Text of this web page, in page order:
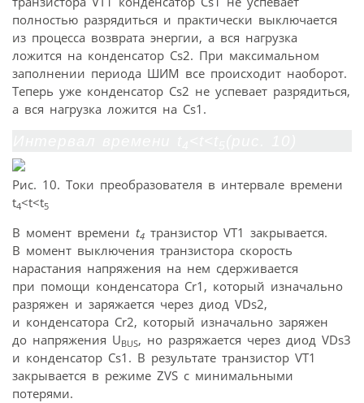
полностью разрядиться и практически выключается
из процесса возврата энергии, а вся нагрузка
ложится на конденсатор Cs2. При максимальном
заполнении периода ШИМ все происходит наоборот.
Теперь уже конденсатор Cs2 не успевает разрядиться,
а вся нагрузка ложится на Cs1.
Рис. 10. Токи преобразователя в интервале времени
t4<t<t5
В момент времени t4 транзистор VT1 закрывается.
В момент выключения транзистора скорость
нарастания напряжения на нем сдерживается
при помощи конденсатора Cr1, который изначально
разряжен и заряжается через диод VDs2,
и конденсатора Cr2, который изначально заряжен
до напряжения UBUS, но разряжается через диод VDs3
и конденсатор Cs1. В результате транзистор VT1
закрывается в режиме ZVS с минимальными
потерями.